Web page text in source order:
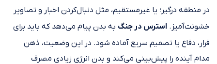
در منطقه درگیر؛ یا غیرمستقیم، مثل دنبال‌کردن اخبار و تصاویر
خشونت‌آمیز. استرس در جنگ به بدن پیام می‌دهد که باید برای
فرار، دفاع یا تصمیم سریع آماده شود. در این وضعیت، ذهن
مدام آینده را پیش‌بینی می‌کند و بدن انرژی زیادی مصرف